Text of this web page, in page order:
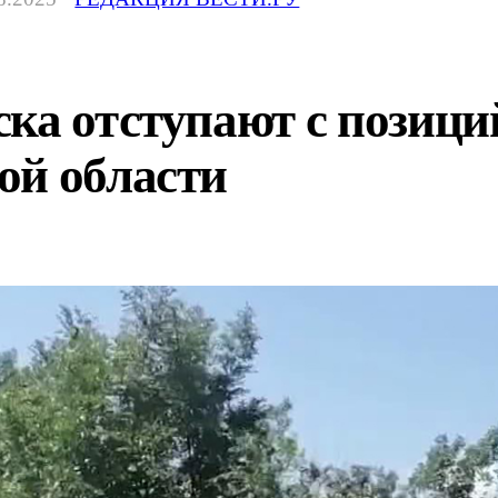
отступают с
области